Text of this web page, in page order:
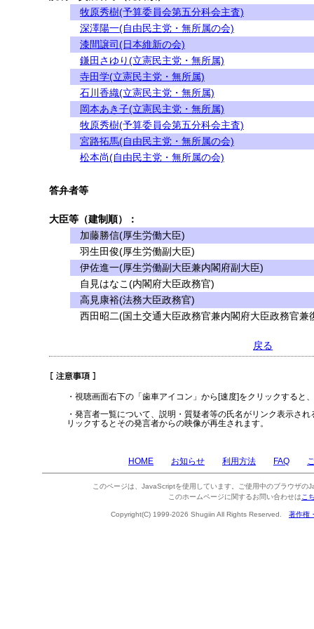
牧原秀樹(予算委員会第五分科会主査)
深澤陽一(自由民主党・無所属の会)
漆間譲司(日本維新の会)
鎌田さゆり(立憲民主党・無所属)
寺田学(立憲民主党・無所属)
石川香織(立憲民主党・無所属)
岡本あき子(立憲民主党・無所属)
牧原秀樹(予算委員会第五分科会主査)
宮路拓馬(自由民主党・無所属の会)
松本尚(自由民主党・無所属の会)
答弁者等
大臣等（建制順）：
加藤勝信(厚生労働大臣)
羽生田俊(厚生労働副大臣)
伊佐進一(厚生労働副大臣兼内閣府副大臣)
自見はなこ(内閣府大臣政務官)
高見康裕(法務大臣政務官)
西田昭二(国土交通大臣政務官兼内閣府大臣政務官兼
戻る
・視聴画面右下の「歯車アイコン」から[速度]をクリックすると
・発言者一覧について、説明・質疑者等の氏名がリンク表示さ
リックするとその発言者からの映像が再生されます。
HOME お知らせ 利用方法 FAQ
このページは、JavaScriptを使用しています。ご使用中のブラウザの
このホームページに関するお問い合わせは こ
Copyright(C) 1999-2026 Shugiin All Rights Reserved. 著作権